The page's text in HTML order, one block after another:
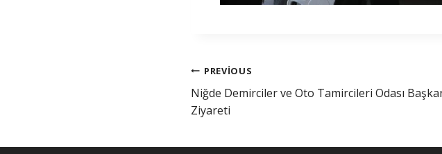
PREVIOUS
Niğde Demirciler ve Oto Tamircileri Odası
Ziyareti